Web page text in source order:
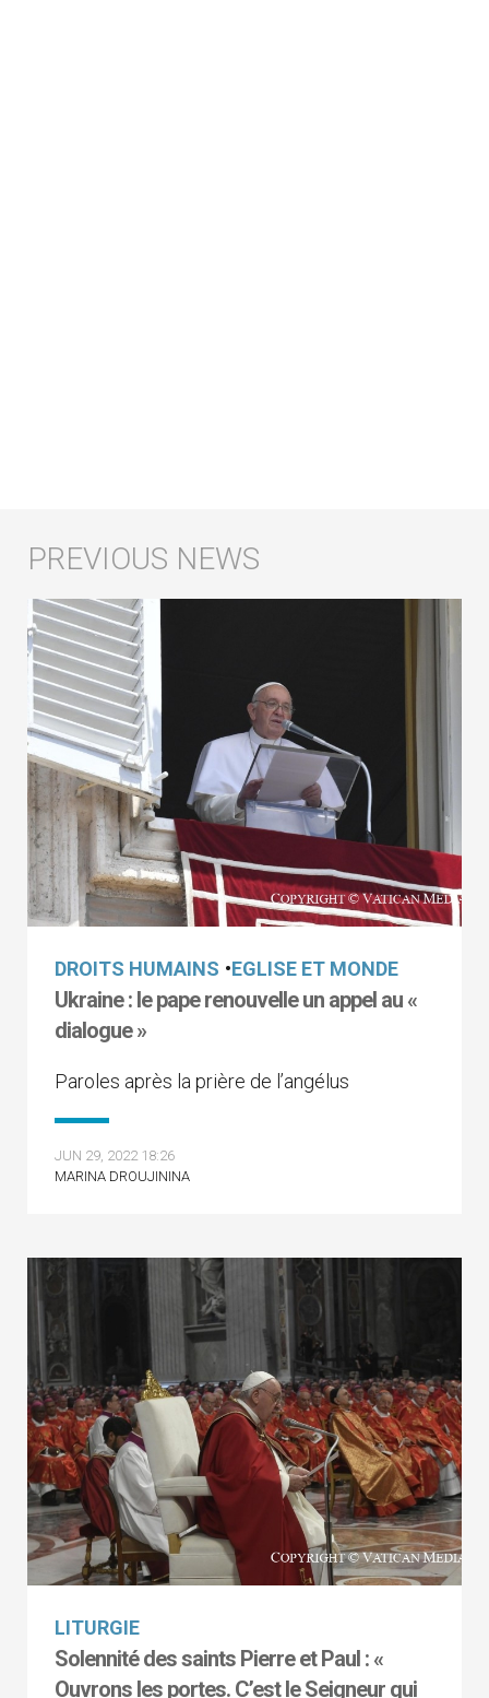
DROITS HUMAINS •EGLISE ET MONDE
Ukraine : le pape renouvelle un appel au «
dialogue »
Paroles après la prière de l’angélus
JUN 29, 2022 18:26
MARINA DROUJININA
LITURGIE
Solennité des saints Pierre et Paul : «
Ouvrons les portes. C’est le Seigneur qui